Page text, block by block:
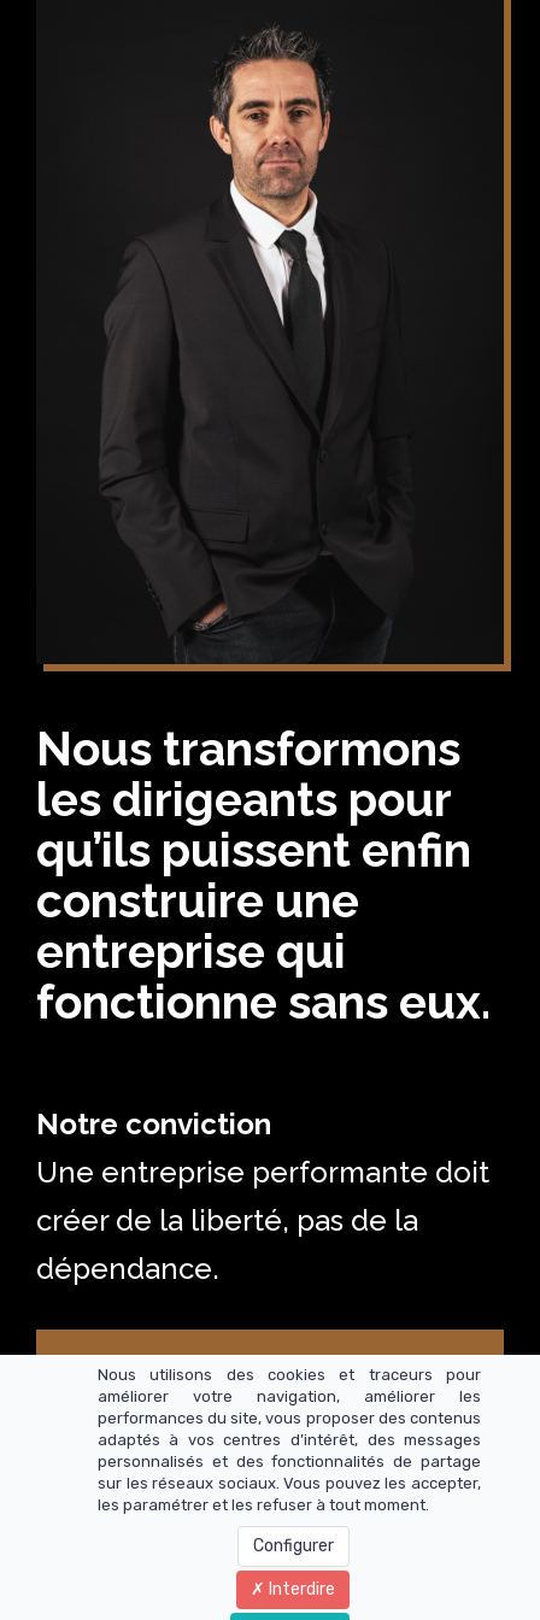
Nous transformons
les dirigeants pour
qu’ils puissent enfin
construire une
entreprise qui
fonctionne sans eux.
Notre conviction
Une entreprise performante doit
créer de la liberté, pas de la
dépendance.
CONTACT
Rémi Claudel Conseils -Contact-Mentions légales-CGV
Ce site ne fait pas partie du site Web de Facebook ou de Meta
Inc. De plus, ce site n'est PAS directement approuvé par
Facebook de quelque manière que ce soit. Facebook est une
marque commerciale de Meta Inc.
Nous utilisons des cookies et traceurs pour
améliorer votre navigation, améliorer les
performances du site, vous proposer des contenus
adaptés à vos centres d’intérêt, des messages
personnalisés et des fonctionnalités de partage
sur les réseaux sociaux. Vous pouvez les accepter,
les paramétrer et les refuser à tout moment.
Configurer
Interdire